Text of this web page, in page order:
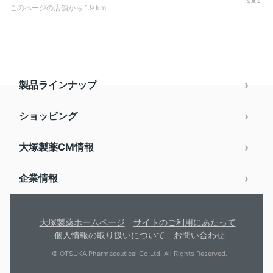
このページの店舗から 1.9 km
製品ラインナップ
ショッピング
大塚製薬CM情報
企業情報
大塚製薬ホームページ
サイトのご利用にあたって
個人情報の取り扱いについて
お問い合わせ
© OTSUKA Pharmaceutical Co.Ltd. All Rights Reserved.